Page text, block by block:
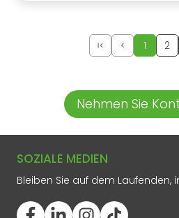
1 2
Nehmen Sie
SOZIALE MEDIEN
Bleiben Sie auf dem Laufenden,